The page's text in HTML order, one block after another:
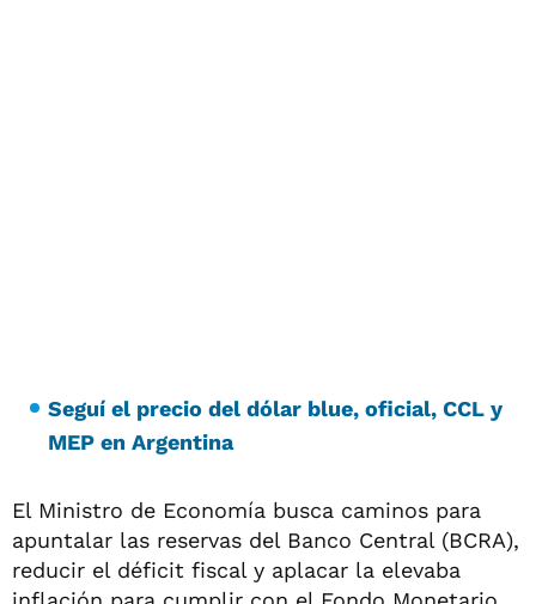
Seguí el precio del dólar blue, oficial, CCL y
MEP en Argentina
El Ministro de Economía busca caminos para
apuntalar las reservas del Banco Central (BCRA),
reducir el déficit fiscal y aplacar la elevaba